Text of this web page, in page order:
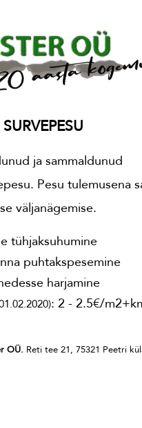
ja sammaldunud
Pesu tulemusena
väljanägemise.
tühjaksuhumine
puhtakspesemine
harjamine
: 2 - 2.5€/
OÜ. Reti tee 21, 75321 Peetri